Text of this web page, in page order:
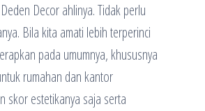
Decor ahlinya. Tidak perlu
Bila kita amati lebih terperinci
pada umumnya, khususnya
rumahan dan kantor
skor estetikanya saja serta